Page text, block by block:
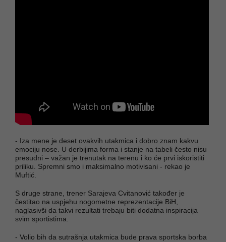
- Iza mene je deset ovakvih utakmica i dobro znam kakvu
emociju nose. U derbijima forma i stanje na tabeli često nisu
presudni – važan je trenutak na terenu i ko će prvi iskoristiti
priliku. Spremni smo i maksimalno motivisani - rekao je
Muftić.
S druge strane, trener Sarajeva Cvitanović također je
čestitao na uspjehu nogometne reprezentacije BiH,
naglasivši da takvi rezultati trebaju biti dodatna inspiracija
svim sportistima.
- Volio bih da sutrašnja utakmica bude prava sportska borba